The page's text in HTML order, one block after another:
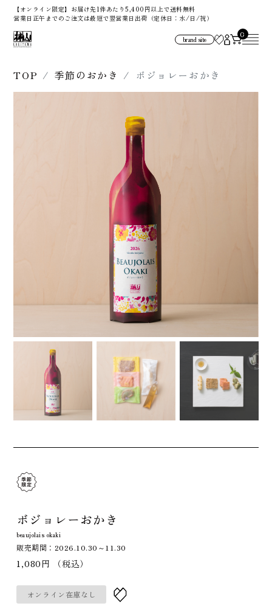
【オンライン限定】お届け先1件あたり5,400円以上で送料無料
営業日正午までのご注文は最短で翌営業日出荷（定休日：水/日/祝）
brand site 0
TOP 季節のおかき ボジョレーおかき
ボジョレーおかき
beaujolais okaki
販売期間：2026.10.30～11.30
1,080円 （税込）
オンライン在庫なし